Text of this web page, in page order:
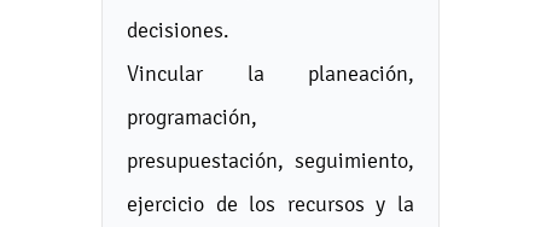
decisiones.
Vincular la planeación,
programación,
presupuestación, seguimiento,
ejercicio de los recursos y la